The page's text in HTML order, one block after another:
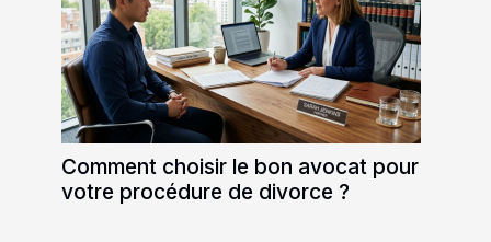
Comment choisir le bon avocat pour
votre procédure de divorce ?